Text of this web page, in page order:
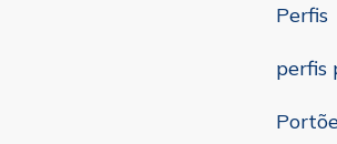
Perfis
perfis